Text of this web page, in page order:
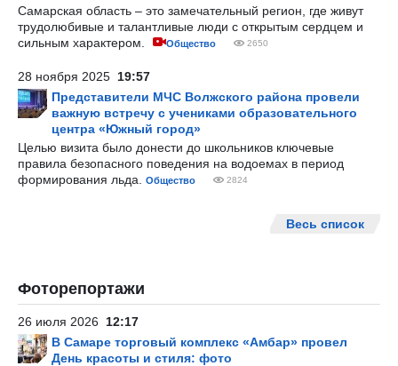
Самарская область – это замечательный регион, где живут
трудолюбивые и талантливые люди с открытым сердцем и
сильным характером.
Общество 2650
28 ноября 2025 19:57
Представители МЧС Волжского района провели
важную встречу с учениками образовательного
центра «Южный город»
Целью визита было донести до школьников ключевые
правила безопасного поведения на водоемах в период
формирования льда.
Общество 2824
Весь список
Фоторепортажи
26 июля 2026 12:17
В Самаре торговый комплекс «Амбар» провел
День красоты и стиля: фото